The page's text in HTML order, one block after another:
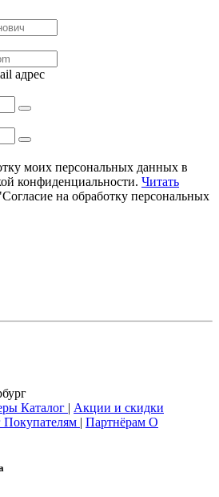
адрес
моих персональных данных в
конфиденциальности. Читать
на обработку персональных
Каталог | Акции и скидки
Покупателям | Партнёрам О